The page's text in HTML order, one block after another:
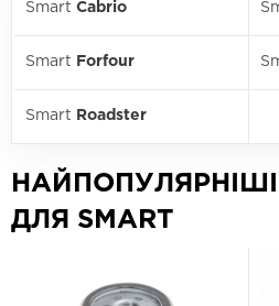
Smart Cabrio
Smart Forfour
Smart Roadster
ДЛЯ SMART